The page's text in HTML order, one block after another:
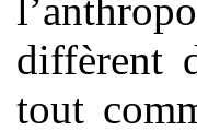
diffèrent
tout